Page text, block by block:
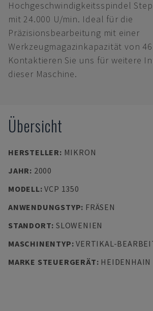
Hochgeschwindigkeitsspindel
mit 24.000 U/min. Ideal für die
Präzisionsbearbeitung mit einer
Werkzeugmagazinkapazität von
Kontaktieren Sie uns für weitere
dieser Maschine.
Übersicht
HERSTELLER: MIKRON
JAHR: 2000
MODELL:VCP 1350
ANWENDUNGSTYP: FRÄSEN
STANDORT: SLOWENIEN
MASCHINENTYP:VERTIKAL-
MARKE STEUERGERÄT: HEIDENHAIN